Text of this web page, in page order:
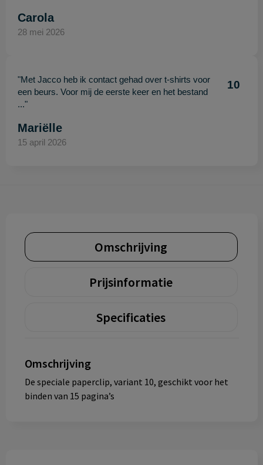
Carola
28 mei 2026
"Met Jacco heb ik contact gehad over t-shirts voor
een beurs. Voor mij de eerste keer en het bestand
..."
10
Mariëlle
15 april 2026
Omschrijving
Prijsinformatie
Specificaties
Omschrijving
De speciale paperclip, variant 10, geschikt voor het
binden van 15 pagina’s